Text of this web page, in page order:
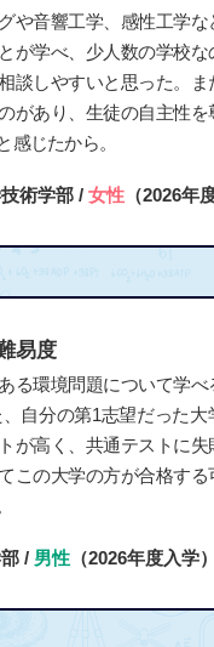
や音響工学、感性工学な
が学べ、少人数の学校な
談しやすいと思った。ま
があり、生徒の自主性を
感じたから。
術学部 / 女性（2026年
易度
る環境問題について学べ
自分の第1志望だった大
が高く、共通テストに失
この大学の方が合格する
/ 男性（2026年度入学）